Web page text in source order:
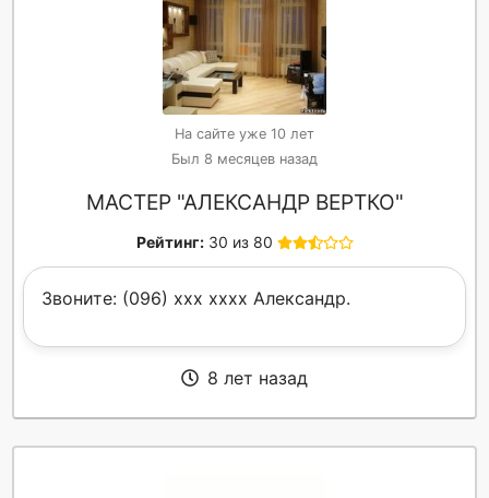
На сайте уже 10 лет
Был 8 месяцев назад
МАСТЕР "АЛЕКСАНДР ВЕРТКО"
Рейтинг: 30 из 80
Звоните: (096) xxx xxxx Александр.
8 лет назад